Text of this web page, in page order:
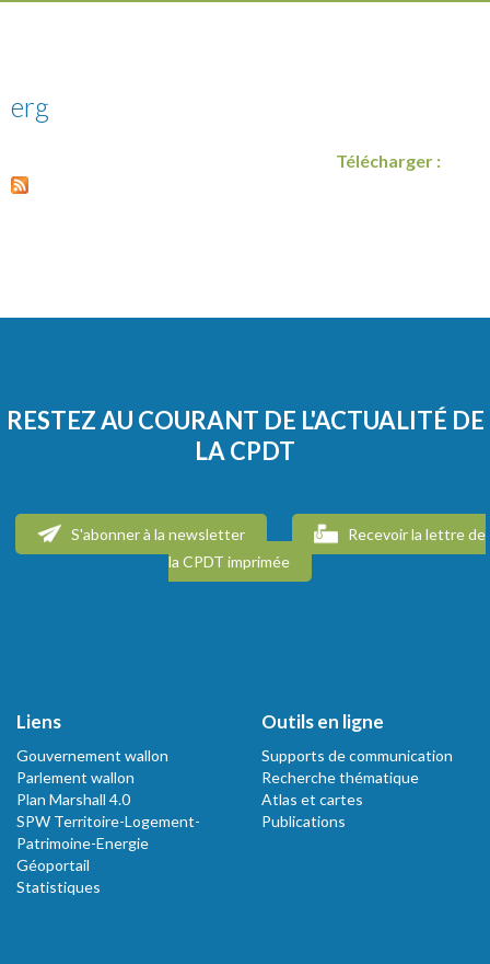
erg
Télécharger :
RESTEZ AU COURANT DE L'ACTUALITÉ DE
LA CPDT
S'abonner à la newsletter
Recevoir la lettre de
la CPDT imprimée
Liens
Gouvernement wallon
Parlement wallon
Plan Marshall 4.0
SPW Territoire-Logement-
Patrimoine-Energie
Géoportail
Statistiques
Outils en ligne
Supports de communication
Recherche thématique
Atlas et cartes
Publications